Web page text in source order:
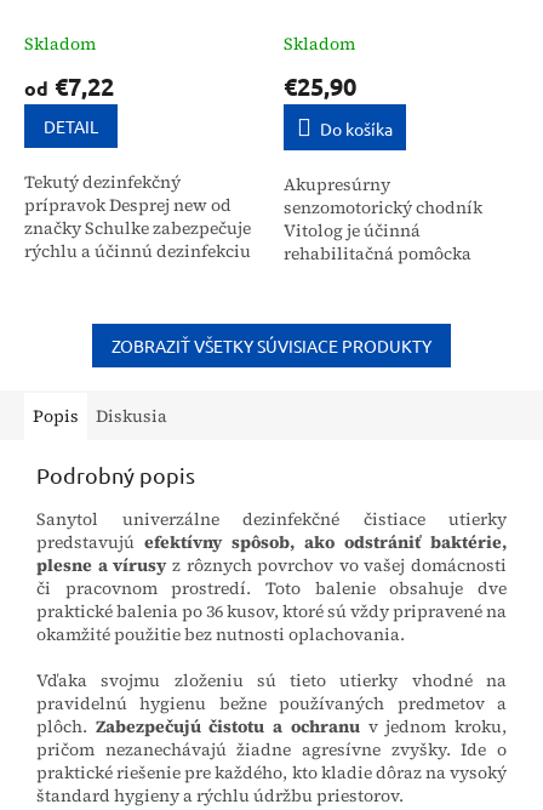
Skladom
od €7,22
DETAIL
Tekutý dezinfekčný
prípravok Desprej new od
značky Schulke zabezpečuje
rýchlu a účinnú dezinfekciu
prevádzkach. Vďaka
zloženiu na báze...
Vitolog
Skladom
€25,90
Do košíka
Akupresúrny
senzomotorický chodník
Vitolog je účinná
rehabilitačná pomôcka
reflexných bodov.
Pravidelným používaním
pomáha znižovať...
ZOBRAZIŤ VŠETKY SÚVISIACE PRODUKTY
Popis Diskusia
Podrobný popis
Sanytol univerzálne dezinfekčné čistiace utierky
predstavujú efektívny spôsob, ako odstrániť baktérie,
plesne a vírusyz rôznych povrchov vo vašej domácnosti
či pracovnom prostredí. Toto balenie obsahuje dve
praktické balenia po 36 kusov, ktoré sú vždy pripravené na
okamžité použitie bez nutnosti oplachovania.
Vďaka svojmu zloženiu sú tieto utierky vhodné na
pravidelnú hygienu bežne používaných predmetov a
plôch. Zabezpečujú čistotu a ochranuv jednom kroku,
pričom nezanechávajú žiadne agresívne zvyšky. Ide o
praktické riešenie pre každého, kto kladie dôraz na vysoký
štandard hygieny a rýchlu údržbu priestorov.